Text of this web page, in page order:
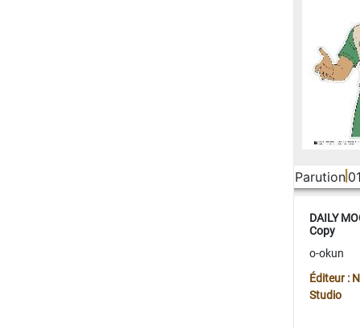
Parution
DAILY
Copy
o-okun
Éditeur :
Studio